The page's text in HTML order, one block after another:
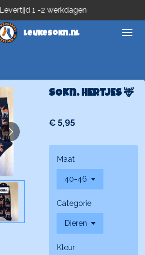
leukesokn.nl
Levertijd 1 -2 werkdagen
SOKn. HERTJES 🦌
€ 5,95
Maat
Categorie
Kleur